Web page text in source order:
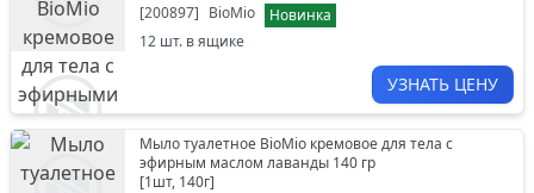
[200897] BioMio
Новинка
12 шт. в ящике
УЗНАТЬ ЦЕНУ
Мыло туалетное BioMio кремовое для тела с
эфирным маслом лаванды 140 гр
[1шт, 140г]